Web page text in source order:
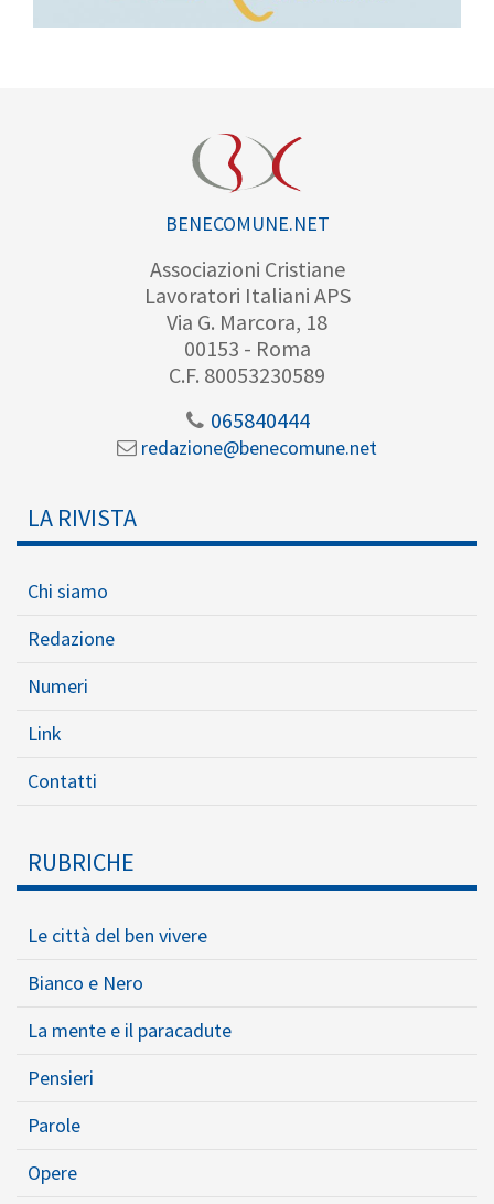
BENECOMUNE.NET
Associazioni Cristiane
Lavoratori Italiani APS
Via G. Marcora, 18
00153 - Roma
C.F. 80053230589
065840444
redazione@benecomune.net
LA RIVISTA
Chi siamo
Redazione
Numeri
Link
Contatti
RUBRICHE
Le città del ben vivere
Bianco e Nero
La mente e il paracadute
Pensieri
Parole
Opere